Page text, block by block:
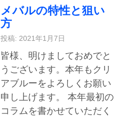
メバルの特性と狙い
方
投稿: 2021年1月7日
皆様、明けましておめでと
うございます。本年もクリ
アブルーをよろしくお願い
申し上げます。 本年最初の
コラムを書かせていただく